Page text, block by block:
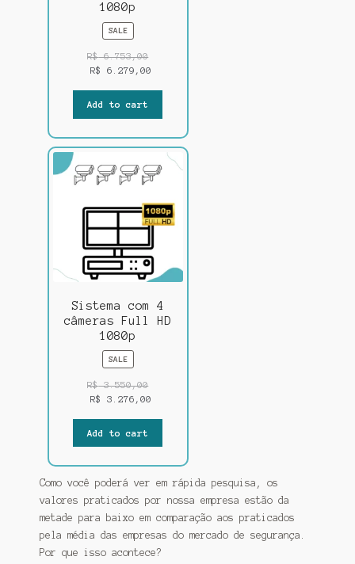
1080p
SALEPRODUCT
ON
SALE
R$6.753,00
R$
6.279,00
Add to cart
Sistema com 4
câmeras Full HD
1080p
SALEPRODUCT
ON
SALE
R$3.550,00
R$
3.276,00
Add to cart
Como você poderá ver em rápida pesquisa, os
valores praticados por nossa empresa estão da
metade para baixo em comparação aos praticados
pela média das empresas do mercado de segurança.
Por que isso acontece?